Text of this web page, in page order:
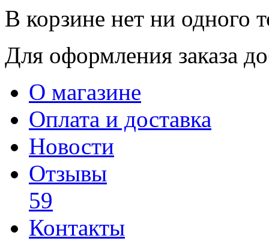
В корзине нет ни одного
Для оформления заказа
О магазине
Оплата и доставка
Новости
Отзывы
59
Контакты